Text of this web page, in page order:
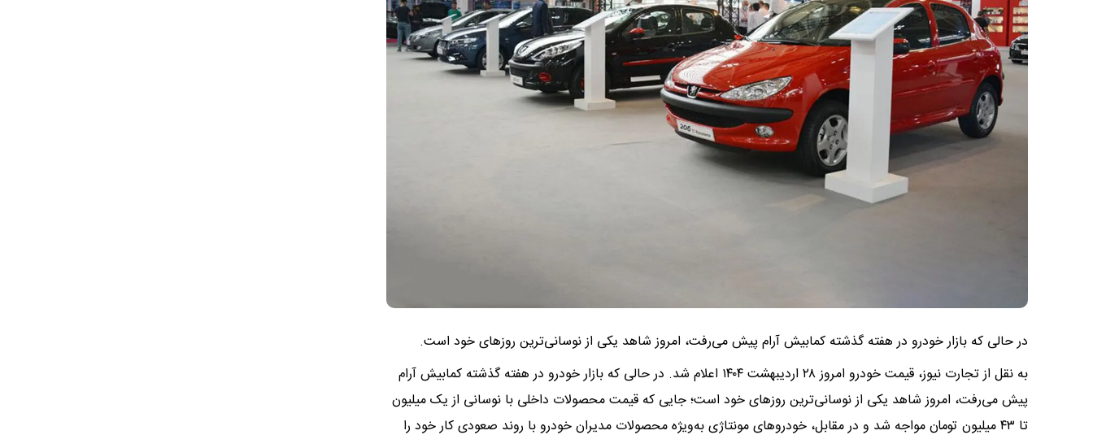
در حالی‌ که بازار خودرو در هفته گذشته کمابیش آرام پیش می‌رفت، امروز شاهد یکی از نوسانی‌ترین روزهای خود است.
به نقل از تجارت نیوز، قیمت خودرو امروز ۲۸ اردیبهشت ۱۴۰۴ اعلام شد. در حالی‌ که بازار خودرو در هفته گذشته کمابیش آرام
پیش می‌رفت، امروز شاهد یکی از نوسانی‌ترین روزهای خود است؛ جایی که قیمت محصولات داخلی با نوسانی از یک میلیون
تا ۴۳ میلیون تومان مواجه شد و در مقابل، خودروهای مونتاژی به‌ویژه محصولات مدیران خودرو با روند صعودی کار خود را